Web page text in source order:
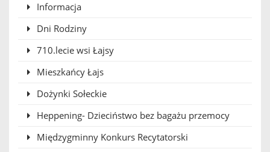
Informacja
Dni Rodziny
710.lecie wsi Łajsy
Mieszkańcy Łajs
Dożynki Sołeckie
Heppening- Dzieciństwo bez bagażu przemocy
Międzygminny Konkurs Recytatorski